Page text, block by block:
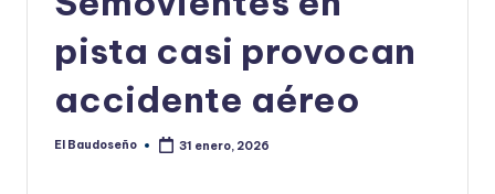
pista casi provocan
accidente aéreo
Publicado
El Baudoseño 31 enero, 2026